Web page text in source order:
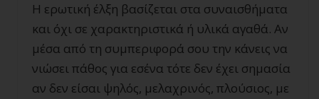
Η ερωτική έλξη βασίζεται στα συναισθήματα
και όχι σε χαρακτηριστικά ή υλικά αγαθά. Αν
μέσα από τη συμπεριφορά σου την κάνεις να
νιώσει πάθος για εσένα τότε δεν έχει σημασία
αν δεν είσαι ψηλός, μελαχρινός, πλούσιος, με